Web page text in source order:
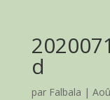
d
par Falbala |